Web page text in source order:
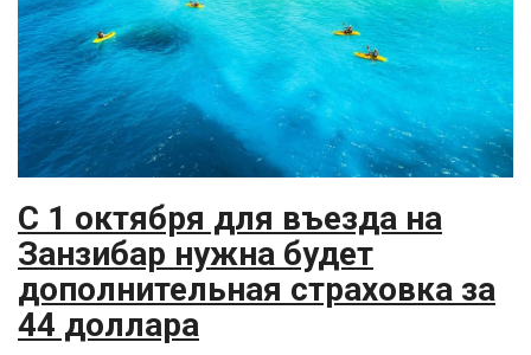
С 1 октября для въезда на
Занзибар нужна будет
дополнительная страховка за
44 доллара